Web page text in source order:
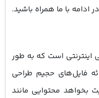
با ما همراه باشید.
اینترنتی است که به‌ طور
فایل‌های حجیم طراحی
محتوایی مانند